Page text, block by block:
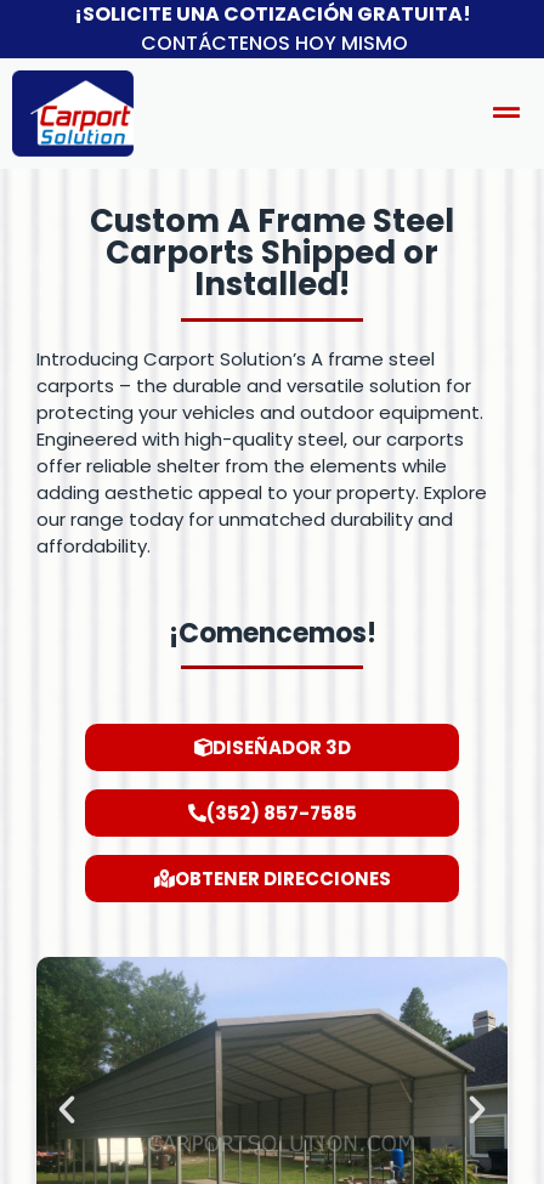
¡SOLICITE UNA COTIZACIÓN GRATUITA!
CONTÁCTENOS HOY MISMO
Custom A Frame Steel
Carports Shipped or
Installed!​
Introducing Carport Solution’s A frame steel
carports – the durable and versatile solution for
protecting your vehicles and outdoor equipment.
Engineered with high-quality steel, our carports
offer reliable shelter from the elements while
adding aesthetic appeal to your property. Explore
our range today for unmatched durability and
affordability.
¡Comencemos!
DISEÑADOR 3D
(352) 857-7585
OBTENER DIRECCIONES